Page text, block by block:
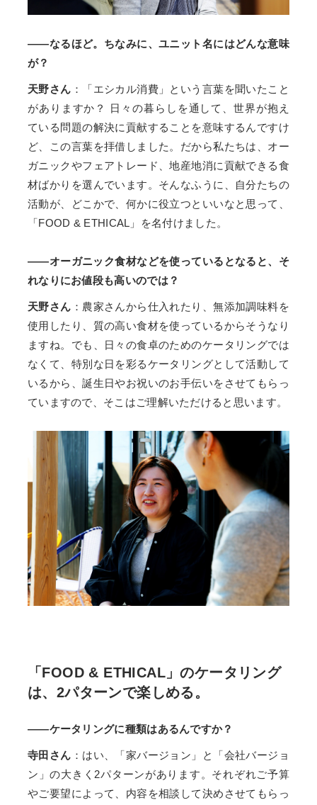
――なるほど。ちなみに、ユニット名にはどんな意味
が？
天野さん ：「エシカル消費」という言葉を聞いたこと
がありますか？ 日々の暮らしを通して、世界が抱え
ている問題の解決に貢献することを意味するんですけ
ど、この言葉を拝借しました。だから私たちは、オー
ガニックやフェアトレード、地産地消に貢献できる食
材ばかりを選んでいます。そんなふうに、自分たちの
活動が、どこかで、何かに役立つといいなと思って、
「FOOD & ETHICAL」を名付けました。
――オーガニック食材などを使っているとなると、そ
れなりにお値段も高いのでは？
天野さん ：農家さんから仕入れたり、無添加調味料を
使用したり、質の高い食材を使っているからそうなり
ますね。でも、日々の食卓のためのケータリングでは
なくて、特別な日を彩るケータリングとして活動して
いるから、誕生日やお祝いのお手伝いをさせてもらっ
ていますので、そこはご理解いただけると思います。
「FOOD & ETHICAL」のケータリング
は、2パターンで楽しめる。
――ケータリングに種類はあるんですか？
寺田さん ：はい、「家バージョン」と「会社バージョ
ン」の大きく2パターンがあります。それぞれご予算
やご要望によって、内容を相談して決めさせてもらっ